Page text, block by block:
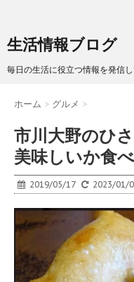
生活情報ブログ
毎日の生活に役立つ情報を発信し
ホーム > グルメ >
市川大野のひ
美味しいか食
2019/05/17 2023/01/